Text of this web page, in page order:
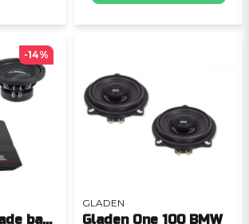
Gladen Renegade baspaket 8
-14%
GLADEN
Gladen One 100 BMW